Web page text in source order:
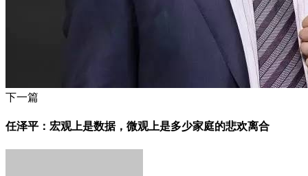
下一篇
任泽平：宏观上是数据，微观上是多少家庭的悲欢离合